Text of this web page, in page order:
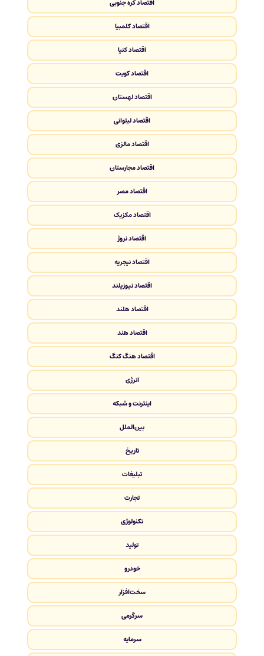
اقتصاد کره جنوبی
اقتصاد کلمبیا
اقتصاد کنیا
اقتصاد کویت
اقتصاد لهستان
اقتصاد لیتوانی
اقتصاد مالزی
اقتصاد مجارستان
اقتصاد مصر
اقتصاد مکزیک
اقتصاد نروژ
اقتصاد نیجریه
اقتصاد نیوزیلند
اقتصاد هلند
اقتصاد هند
اقتصاد هنگ کنگ
انرژی
اینترنت و شبکه
بین‌الملل
تاریخ
تبلیغات
تجارت
تکنولوژی
تولید
خودرو
سخت‌افزار
سرگرمی
سرمایه